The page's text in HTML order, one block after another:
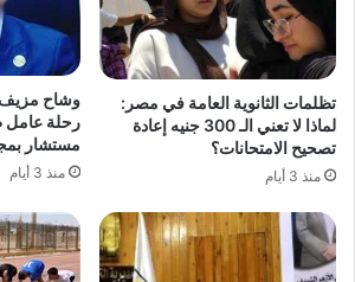
تظلمات الثانوية العامة في مصر:
لماذا لا تعني الـ 300 جنيه إعادة
تصحيح الامتحانات؟
منذ 3 أيام
وشاح مزيف
رحلة
مستشار
منذ 3 أيام